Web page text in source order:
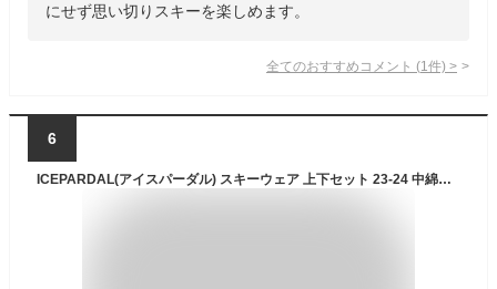
にせず思い切りスキーを楽しめます。
全てのおすすめコメント (1 件) >
6
ICEPARDAL(アイスパーダル) スキーウェア 上下セット 23-24 中綿多め レディース 全19色 3サイズ ICSKI-827 ICSKI827-05 WMサイズ スキーウエア ジャケット パンツ